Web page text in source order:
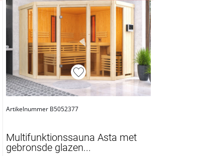
Artikelnummer B5052377
Multifunktionssauna Asta met
gebronsde glazen...